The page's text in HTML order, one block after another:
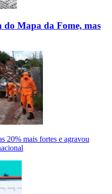
Mapa da Fome, mas
20% mais fortes e agravou